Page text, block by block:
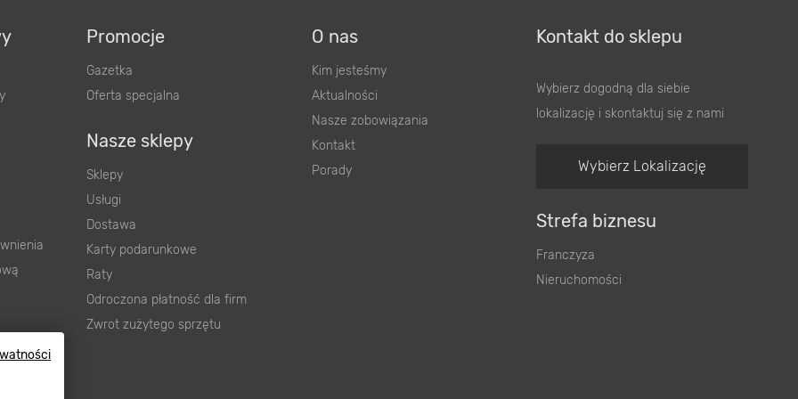
Promocje
Gazetka
Oferta specjalna
Nasze sklepy
Sklepy
Usługi
Dostawa
Karty podarunkowe
Raty
Odroczona płatność dla firm
Zwrot zużytego sprzętu
O nas
Kim jesteśmy
Aktualności
Nasze zobowiązania
Kontakt
Porady
Kontakt do sklepu
Wybierz dogodną dla siebie
lokalizację i skontaktuj się z nami
Wybierz Lokalizację
Strefa biznesu
Franczyza
Nieruchomości